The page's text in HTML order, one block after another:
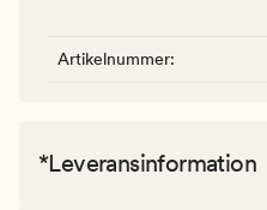
Artikelnummer:
*Leveransinformation